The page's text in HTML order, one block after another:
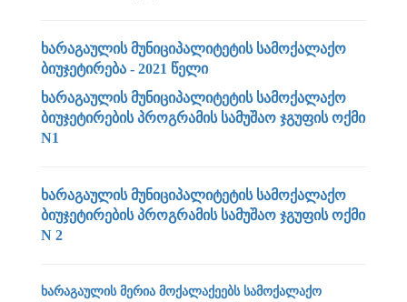
ხარაგაულის მუნიციპალიტეტის სამოქალაქო
ბიუჯეტირება - 2021 წელი
ხარაგაულის მუნიციპალიტეტის სამოქალაქო
ბიუჯეტირების პროგრამის სამუშაო ჯგუფის ოქმი
N1
ხარაგაულის მუნიციპალიტეტის სამოქალაქო
ბიუჯეტირების პროგრამის სამუშაო ჯგუფის ოქმი
N 2
ხარაგაულის მერია მოქალაქეებს სამოქალაქო